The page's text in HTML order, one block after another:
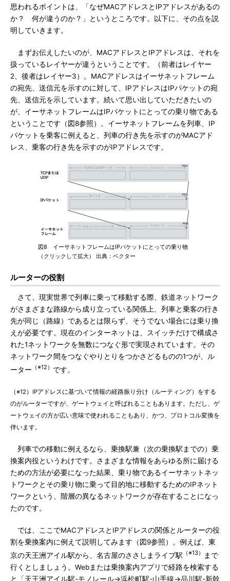
思われるポイントは、「なぜMACアドレスとIPアドレスがあるの
か？ 何が違うのか？」というところです。以下に、その点を説
明していきます。
まずお伝えしたいのが、MACアドレスとIPアドレスは、それを
扱っているレイヤーが違うということです。（前者はレイヤー
2、後者はレイヤー3）。MACアドレスはイーサネットフレーム
の宛先、送信元を示すのに対して、IPアドレスはIPパケットの宛
先、送信元を示しています。続いて思い出していただきたいの
が、イーサネットフレームはIPパケットにとっての乗り物である
ということです（図8参照）。イーサネットフレームを列車、IP
パケットを乗客に例えると、列車の行き先を示すのがMACアド
レス、乗客の行き先を示すのがIPアドレスです。
図8 イーサネットフレームはIPパケットにとっての乗り物
（クリックして拡大） 出典：ベクター
ルーターの役割
さて、現実世界で列車に乗って移動する際、鉄道ネットワーク
がさまざまな路線から成り立っている関係上、列車と乗客の行き
先が同じ（路線）であるとは限らず、そうでない場合には乗り換
えが必要です。現在のインターネットは、スイッチだけで構成さ
れた1ネットワークを無数につなぐ形で実現されています。その
ネットワーク間をつなぐやりとりをつかさどるものの1つが、ル
ーター （※12） です。
（※12）IPアドレスに基づいて情報の経路振り分け（ルーティング）をする
のがルーターですが、ゲートウェイと呼ばれることもあります。ただし、ゲ
ートウェイの方が広い意味で使われることもあり、かつ、プロトコル変換を
伴います。
列車での移動に例えるなら、乗換駅兼（次の乗換駅までの）乗
換案内役というわけです。さまざまな情報をあらゆる所に届ける
ための方法が必要になった結果、乗り物であるイーサネットネッ
トワークとその乗り物に乗って目的地に移動するためのIPネット
ワークという、階層の異なるネットワークが存在することになっ
たのです。
では、ここでMACアドレスとIPアドレスの関係とルーターの役
割を乗換案内に例えて説明してみます（図9参照）。例えば、東
京の天王洲アイル駅から、名古屋のささしまライブ駅 （※13）
まで
行くとしましょう。Webまたは乗換案内アプリで経路を検索する
と「天王洲アイル駅-モノレール->浜松町駅-山手線->品川駅-新幹